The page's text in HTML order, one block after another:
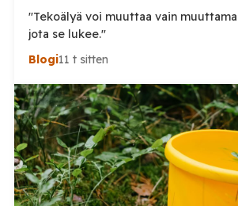
"Tekoälyä voi muuttaa vain
jota se lukee."
Blogi11 t sitten